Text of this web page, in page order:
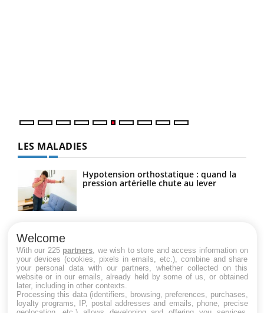
LES MALADIES
Hypotension orthostatique : quand la
pression artérielle chute au lever
Maladie de Charcot (Sclérose latérale
amyotrophique)
Welcome
With our 225 partners , we wish to store and access information on
your devices (cookies, pixels in emails, etc.), combine and share
your personal data with our partners, whether collected on this
website or in our emails, already held by some of us, or obtained
later, including in other contexts.
Processing this data (identifiers, browsing, preferences, purchases,
loyalty programs, IP, postal addresses and emails, phone, precise